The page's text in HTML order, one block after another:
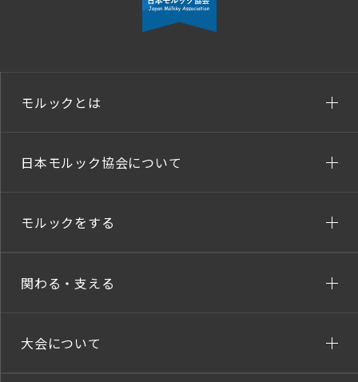
モルックとは
日本モルック協会について
モルックをする
関わる・支える
大会について